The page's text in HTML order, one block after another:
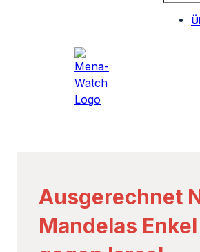
Ausgerechnet
Mandelas